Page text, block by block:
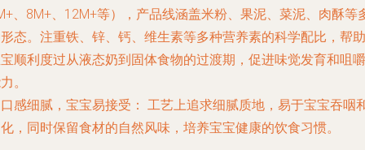
、8M+、12M+等），产品线涵盖米粉、果泥、菜泥、肉酥等
态。注重铁、锌、钙、维生素等多种营养素的科学配比，帮助
顺利度过从液态奶到固体食物的过渡期，促进味觉发育和咀嚼
。
口感细腻，宝宝易接受： 工艺上追求细腻质地，易于宝宝吞咽
，同时保留食材的自然风味，培养宝宝健康的饮食习惯。